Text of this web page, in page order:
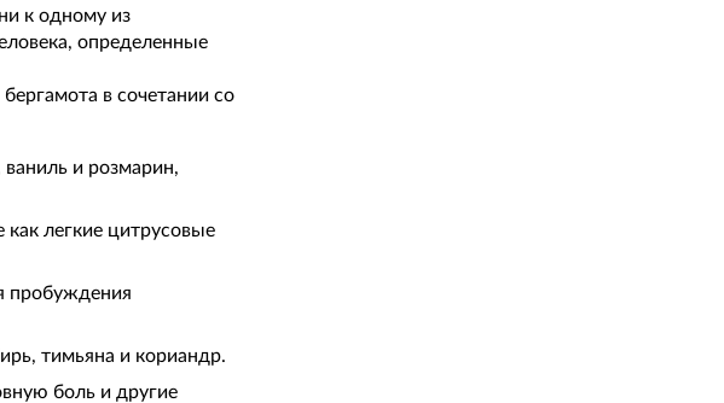
к одному из
определенные
в сочетании со
и розмарин,
легкие цитрусовые
пробуждения
тимьяна и кориандр.
боль и другие